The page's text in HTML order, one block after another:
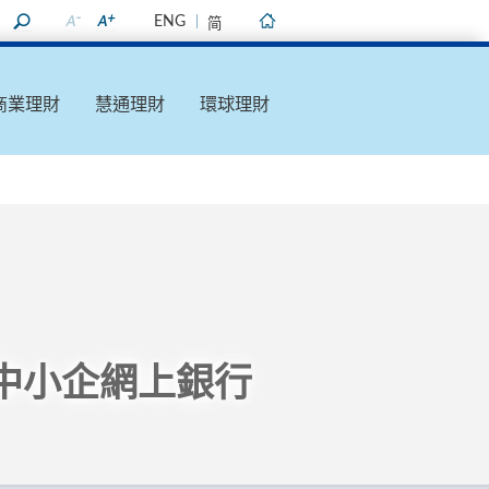
ENG 简
業理財 慧通理財 環球理財
小企網上銀行